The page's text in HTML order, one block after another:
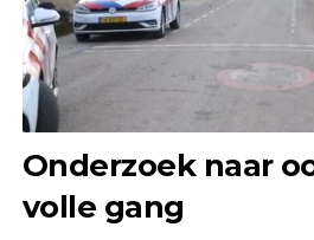
Onderzoek naar
volle gang